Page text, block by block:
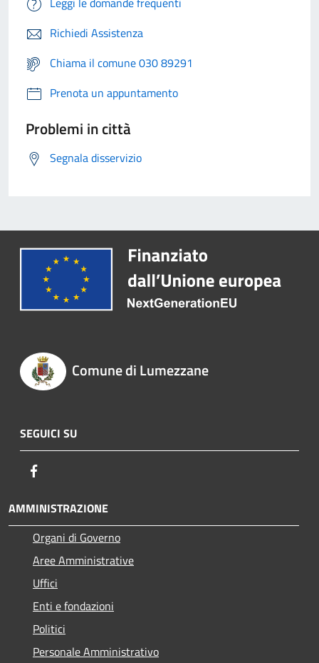
Richiedi Assistenza
Chiama il comune 030 89291
Prenota un appuntamento
Problemi in città
Segnala disservizio
Comune di Lumezzane
SEGUICI SU
AMMINISTRAZIONE
Organi di Governo
Aree Amministrative
Uffici
Enti e fondazioni
Politici
Personale Amministrativo